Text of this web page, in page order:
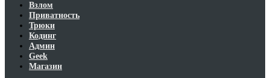
Взлом
Приватность
Трюки
Кодинг
Админ
Geek
Магазин